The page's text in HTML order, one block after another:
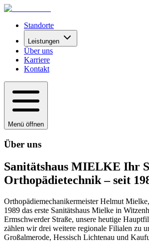
Standorte
Leistungen
Über uns
Karriere
Kontakt
Menü öffnen
Über uns
Sanitätshaus MIELKE Ihr
Orthopädietechnik – seit
Orthopädiemechanikermeister Helmut
1989 das erste Sanitätshaus Mielke in
Ermschwerder Straße, unsere heutige
zählen wir drei weitere regionale Filialen zu
Großalmerode, Hessisch Lichtenau und